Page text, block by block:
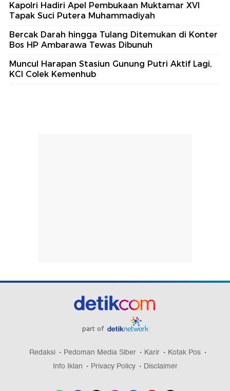
Kapolri Hadiri Apel Pembukaan Muktamar XVI
Tapak Suci Putera Muhammadiyah
Bercak Darah hingga Tulang Ditemukan di Konter
Bos HP Ambarawa Tewas Dibunuh
Muncul Harapan Stasiun Gunung Putri Aktif Lagi,
KCI Colek Kemenhub
part of
Redaksi Pedoman Media Siber Karir
Kotak Pos
Info Iklan
Privacy Policy Disclaimer